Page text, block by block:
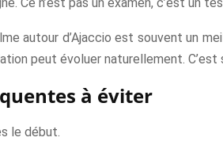
autour d’Ajaccio est souvent un
peut évoluer naturellement.
à éviter
le début.